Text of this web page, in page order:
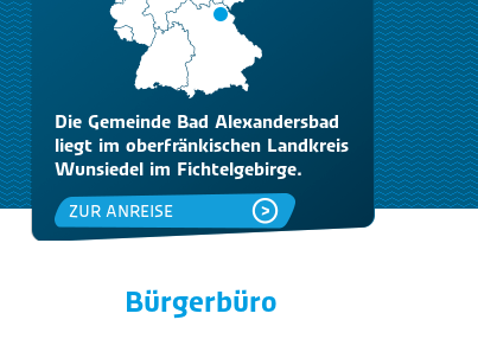
Die Gemeinde Bad Alexandersbad
liegt im oberfränkischen Landkreis
Wunsiedel im Fichtelgebirge.
ZUR ANREISE
Bürgerbüro